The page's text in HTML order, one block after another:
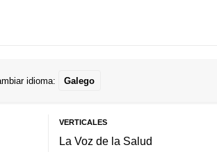
idioma: Galego
VERTICALES
La Voz de la Salud